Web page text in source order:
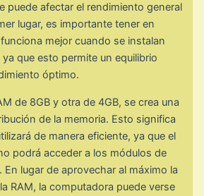
puede afectar el rendimiento general
lugar, es importante tener en
mejor cuando se instalan
que esto permite un equilibrio
óptimo.
de 8GB y otra de 4GB, se crea una
de la memoria. Esto significa
de manera eficiente, ya que el
podrá acceder a los módulos de
En lugar de aprovechar al máximo la
RAM, la computadora puede verse